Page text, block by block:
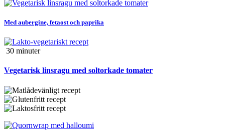
Med aubergine, fetaost och paprika
30 minuter
Vegetarisk linsragu med soltorkade tomater